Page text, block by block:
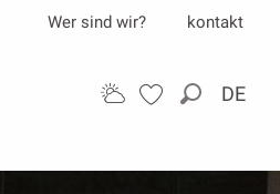
Suche
DE
Wer sind wir? kontakt